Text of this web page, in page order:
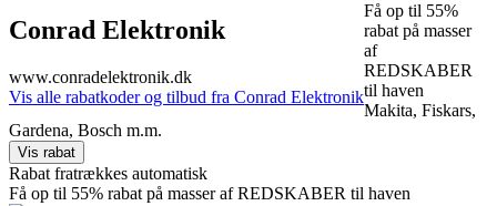
Conrad Elektronik
www.conradelektronik.dk
Vis alle rabatkoder og tilbud fra Conrad Elektronik
Få op til 55%
rabat på masser
af
REDSKABER
til haven
Makita, Fiskars,
Gardena, Bosch m.m.
Rabat fratrækkes automatisk
Få op til 55% rabat på masser af REDSKABER til haven